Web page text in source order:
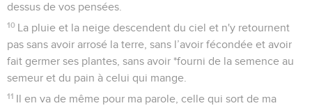
dessus de vos pensées.
10 La pluie et la neige descendent du ciel et n'y retournent
pas sans avoir arrosé la terre, sans l’avoir fécondée et avoir
fait germer ses plantes, sans avoir *fourni de la semence au
semeur et du pain à celui qui mange.
11 Il en va de même pour ma parole, celle qui sort de ma